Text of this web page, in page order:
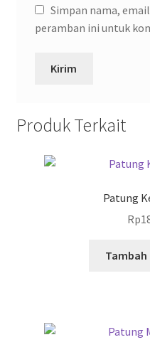
Simpan nama,
peramban ini untuk
Produk Terkait
Patung
Rp
Tambah